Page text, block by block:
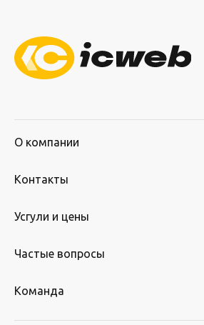
О компании
Контакты
Усгули и цены
Частые вопросы
Команда